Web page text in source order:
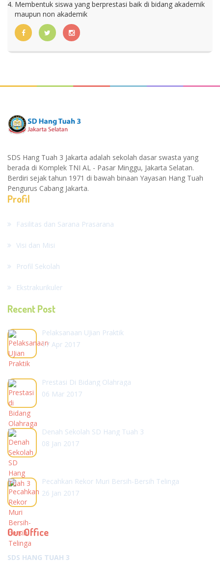
Membentuk siswa yang berprestasi baik di bidang akademik
maupun non akademik
SDS Hang Tuah 3 Jakarta adalah sekolah dasar swasta yang
berada di Komplek TNI AL - Pasar Minggu, Jakarta Selatan.
Berdiri sejak tahun 1971 di bawah binaan Yayasan Hang Tuah
Pengurus Cabang Jakarta.
Profil
Fasilitas dan Sarana Prasarana
Visi dan Misi
Profil Sekolah
Ekstrakurikuler
Recent Post
Pelaksanaan UJian Praktik
17 Apr 2017
Prestasi Di Bidang Olahraga
06 Mar 2017
Denah Sekolah SD Hang Tuah 3
08 Jan 2017
Pecahkan Rekor Muri Bersih-Bersih Telinga
26 Jan 2017
Our Office
SDS HANG TUAH 3